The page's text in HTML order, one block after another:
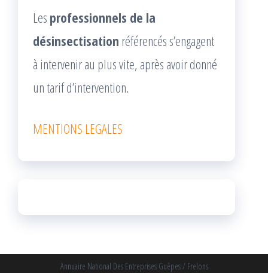
Les professionnels de la
désinsectisation référencés s’engagent
à intervenir au plus vite, après avoir donné
un tarif d’intervention.
MENTIONS LEGALES